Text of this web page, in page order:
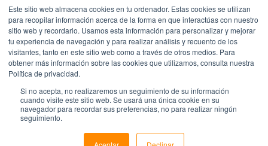
Este sitio web almacena cookies en tu ordenador. Estas cookies se utilizan
para recopilar información acerca de la forma en que interactúas con nuestro
sitio web y recordarlo. Usamos esta información para personalizar y mejorar
tu experiencia de navegación y para realizar análisis y recuento de los
visitantes, tanto en este sitio web como a través de otros medios. Para
obtener más información sobre las cookies que utilizamos, consulta nuestra
Política de privacidad.
Si no acepta, no realizaremos un seguimiento de su información
cuando visite este sitio web. Se usará una única cookie en su
navegador para recordar sus preferencias, no para realizar ningún
seguimiento.
LEGAL Y POLÍTICAS
Aviso Legal
Aviso de Privacidad
Política Ambiental
NUESTROS CLIENTES
4.9
Torre Índigo
Av. Paseo de la Reforma 373
55 5747 9100
TODOS LOS DERECHOS RESERVADOS 2018 -2026© Quality Assist